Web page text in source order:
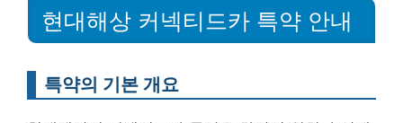
현대해상 커넥티드카 특약 안내
특약의 기본 개요